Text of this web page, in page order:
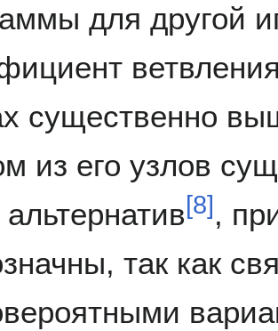
для другой
существенно
из его узлов
[8] ,
так как